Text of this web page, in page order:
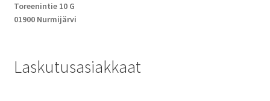
Toreenintie 10 G
01900 Nurmijärvi
Laskutusasiakkaat